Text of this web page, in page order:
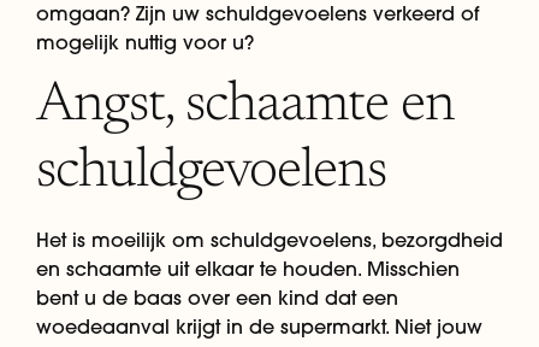
omgaan? Zijn uw schuldgevoelens verkeerd of
mogelijk nuttig voor u?
Angst, schaamte en
schuldgevoelens
Het is moeilijk om schuldgevoelens, bezorgdheid
en schaamte uit elkaar te houden. Misschien
bent u de baas over een kind dat een
woedeaanval krijgt in de supermarkt. Niet jouw